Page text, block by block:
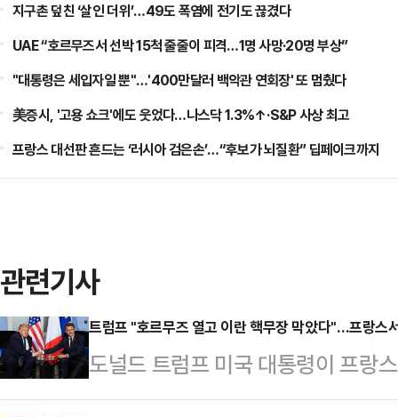
지구촌 덮친 ‘살인 더위’…49도 폭염에 전기도 끊겼다
UAE “호르무즈서 선박 15척 줄줄이 피격…1명 사망·20명 부상”
"대통령은 세입자일 뿐"…'400만달러 백악관 연회장' 또 멈췄다
美증시, '고용 쇼크'에도 웃었다…나스닥 1.3%↑·S&P 사상 최고
프랑스 대선판 흔드는 ‘러시아 검은손’…“후보가 뇌질환” 딥페이크까지
관련기사
트럼프 "호르무즈 열고 이란 핵무장 막았다"…프랑스
도널드 트럼프 미국 대통령이 프랑
정상회의 계기로 미국·이란 종전